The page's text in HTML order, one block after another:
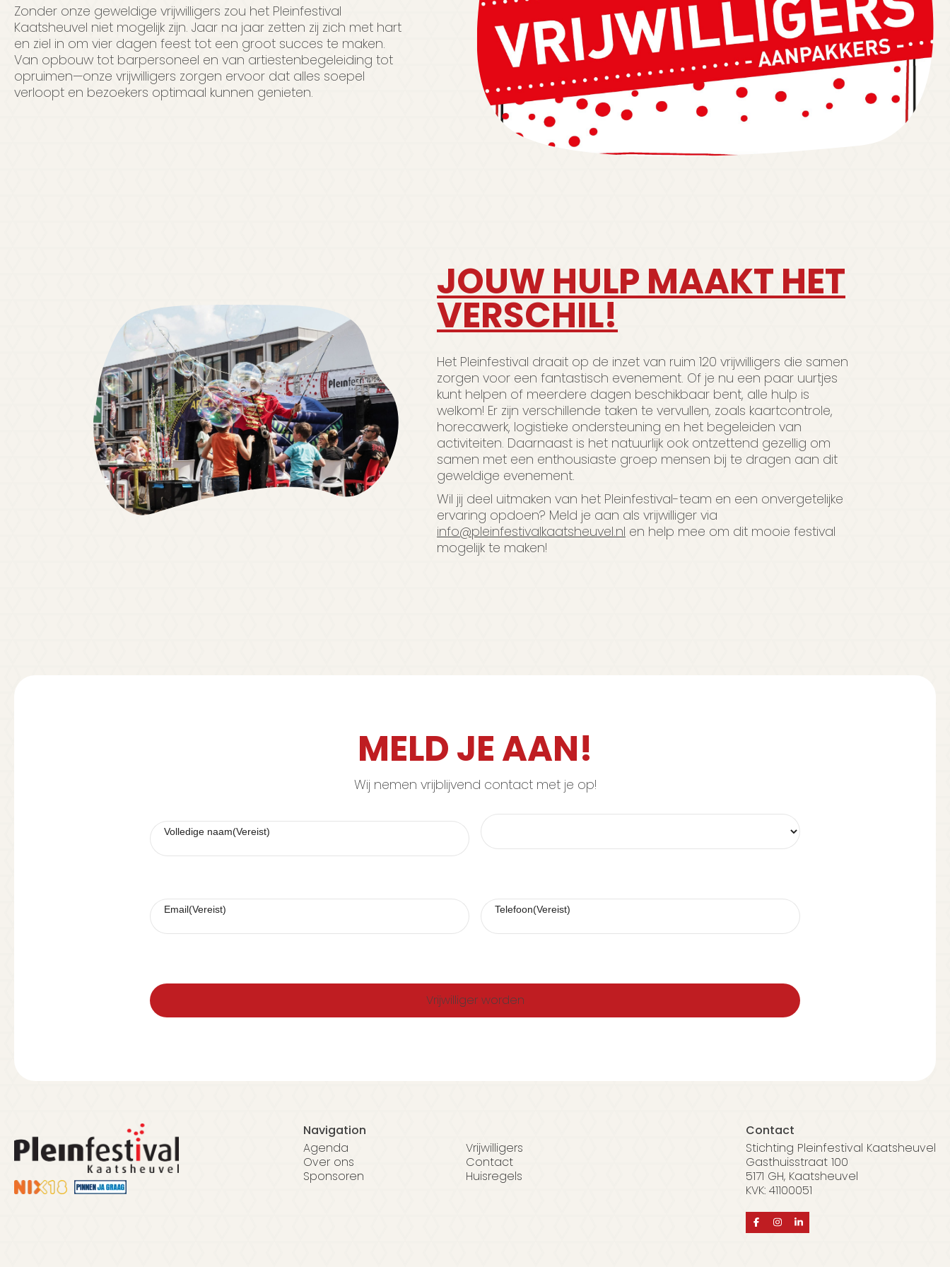
Zonder onze geweldige vrijwilligers zou het Pleinfestival
Kaatsheuvel niet mogelijk zijn. Jaar na jaar zetten zij zich met hart
en ziel in om vier dagen feest tot een groot succes te maken.
Van opbouw tot barpersoneel en van artiestenbegeleiding tot
opruimen—onze vrijwilligers zorgen ervoor dat alles soepel
verloopt en bezoekers optimaal kunnen genieten.
JOUW HULP MAAKT HET
VERSCHIL!
Het Pleinfestival draait op de inzet van ruim 120 vrijwilligers die samen
zorgen voor een fantastisch evenement. Of je nu een paar uurtjes
kunt helpen of meerdere dagen beschikbaar bent, alle hulp is
welkom! Er zijn verschillende taken te vervullen, zoals kaartcontrole,
horecawerk, logistieke ondersteuning en het begeleiden van
activiteiten. Daarnaast is het natuurlijk ook ontzettend gezellig om
samen met een enthousiaste groep mensen bij te dragen aan dit
geweldige evenement.
Wil jij deel uitmaken van het Pleinfestival-team en een onvergetelijke
ervaring opdoen? Meld je aan als vrijwilliger via
info@pleinfestivalkaatsheuvel.nl en help mee om dit mooie festival
mogelijk te maken!
MELD JE AAN!
Wij nemen vrijblijvend contact met je op!
Volledige naam(Vereist)
Email(Vereist) Telefoon(Vereist)
Navigation
Agenda
Vrijwilligers
Over ons
Contact
Sponsoren
Huisregels
Contact
Stichting Pleinfestival Kaatsheuvel
Gasthuisstraat 100
5171 GH, Kaatsheuvel
KVK: 41100051